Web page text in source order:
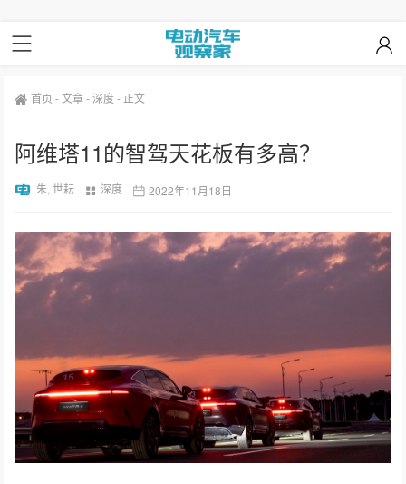
首页 -文章-深度- 正文
阿维塔11的智驾天花板有多高？
朱, 世耘 深度 2022年11月18日